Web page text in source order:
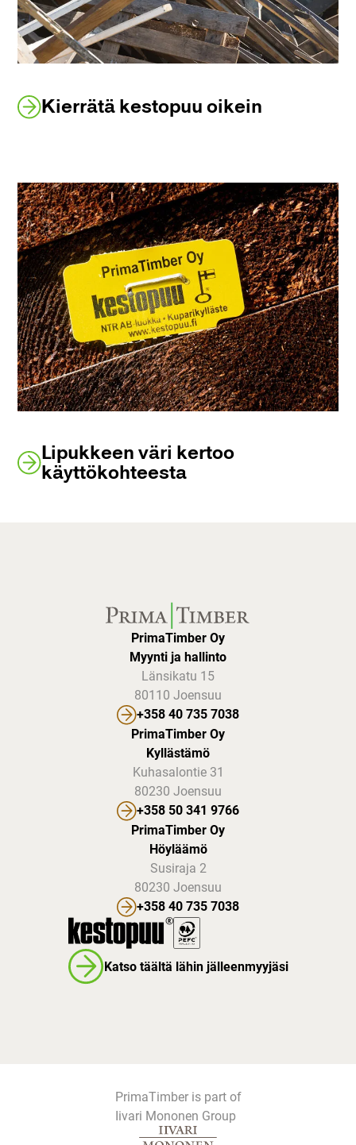
Kierrätä kestopuu oikein
Lipukkeen väri kertoo
käyttökohteesta
PrimaTimber Oy
Myynti ja hallinto
Länsikatu 15
80110 Joensuu
+358 40 735 7038
PrimaTimber Oy
Kyllästämö
Kuhasalontie 31
80230 Joensuu
+358 50 341 9766
PrimaTimber Oy
Höyläämö
Susiraja 2
80230 Joensuu
+358 40 735 7038
Katso täältä lähin jälleenmyyjäsi
PrimaTimber is part of
Iivari Mononen Group